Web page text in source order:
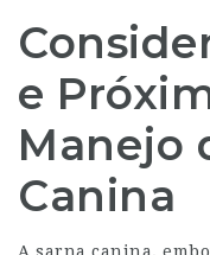
e
Manejo
Canina